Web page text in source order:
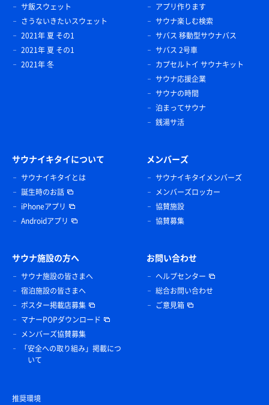
サ飯スウェット
さうないきたいスウェット
2021年 夏 その1
2021年 夏 その1
2021年 冬
アプリ作ります
サウナ楽しむ検索
サバス 移動型サウナバス
サバス 2号車
カプセルトイ サウナキット
サウナ応援企業
サウナの時間
泊まってサウナ
銭湯サ活
サウナイキタイについて
サウナイキタイとは
誕生時のお話
iPhoneアプリ
Androidアプリ
メンバーズ
サウナイキタイメンバーズ
メンバーズロッカー
協賛施設
協賛募集
サウナ施設の方へ
サウナ施設の皆さまへ
宿泊施設の皆さまへ
ポスター掲載店募集
マナーPOPダウンロード
メンバーズ協賛募集
「安全への取り組み」掲載につ
いて
お問い合わせ
ヘルプセンター
総合お問い合わせ
ご意見箱
推奨環境